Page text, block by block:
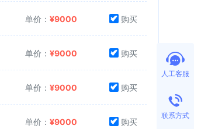
单价： ¥9000 购买
单价： ¥9000 购买
单价： ¥9000 购买
单价： ¥9000 购买
人工客服
联系方式